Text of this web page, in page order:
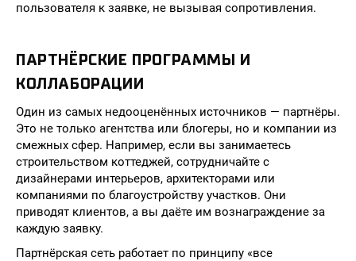
пользователя к заявке, не вызывая сопротивления.
ПАРТНЁРСКИЕ ПРОГРАММЫ И
КОЛЛАБОРАЦИИ
Один из самых недооценённых источников — партнёры.
Это не только агентства или блогеры, но и компании из
смежных сфер. Например, если вы занимаетесь
строительством коттеджей, сотрудничайте с
дизайнерами интерьеров, архитекторами или
компаниями по благоустройству участков. Они
приводят клиентов, а вы даёте им вознаграждение за
каждую заявку.
Партнёрская сеть работает по принципу «все